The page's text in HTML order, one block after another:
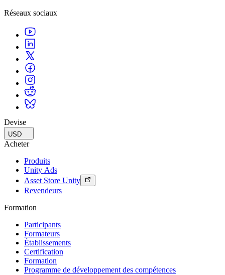
Réseaux sociaux
Devise
USD
Acheter
Produits
Unity Ads
Asset Store Unity
Revendeurs
Formation
Participants
Formateurs
Établissements
Certification
Formation
Programme de développement des compétences